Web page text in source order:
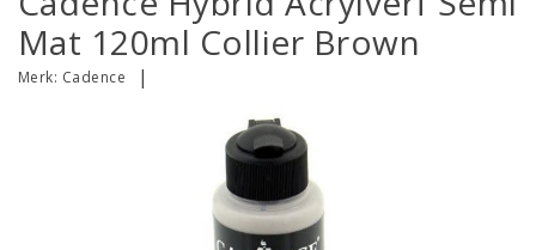
Mat 120ml Collier Brown
Merk: Cadence |